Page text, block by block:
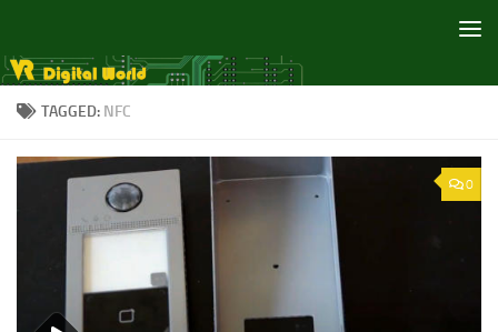
TAGGED: NFC
0